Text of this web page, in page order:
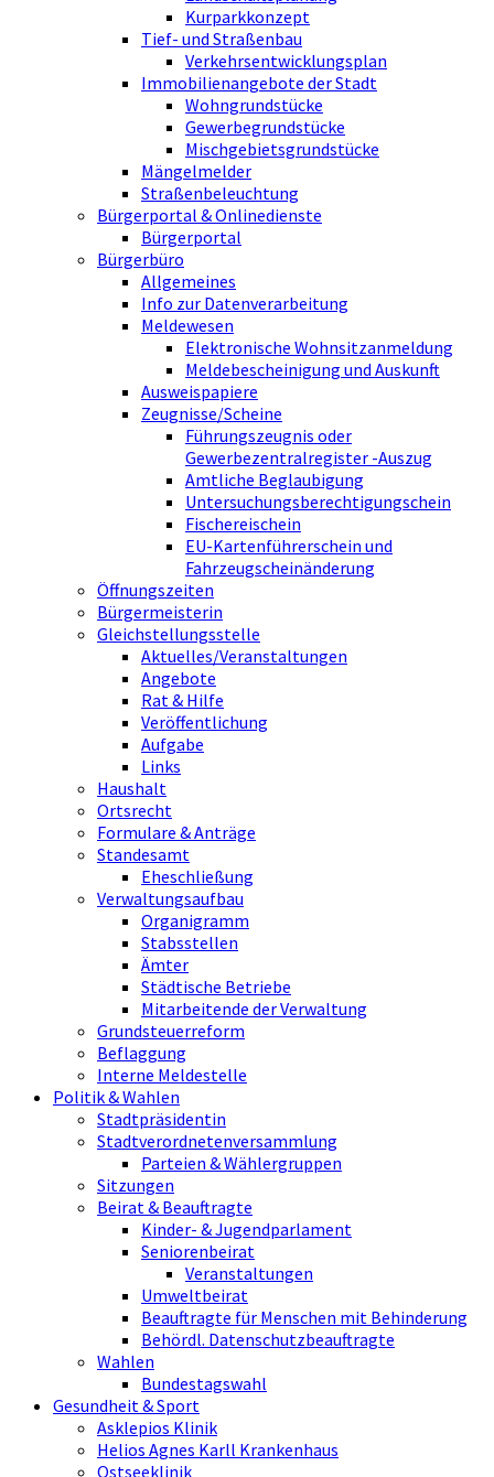
Kurparkkonzept
Tief- und Straßenbau
Verkehrsentwicklungsplan
Immobilienangebote der Stadt
Wohngrundstücke
Gewerbegrundstücke
Mischgebietsgrundstücke
Mängelmelder
Straßenbeleuchtung
Bürgerportal & Onlinedienste
Bürgerportal
Bürgerbüro
Allgemeines
Info zur Datenverarbeitung
Meldewesen
Elektronische Wohnsitzanmeldung
Meldebescheinigung und Auskunft
Ausweispapiere
Zeugnisse/Scheine
Führungszeugnis oder
Gewerbezentralregister -Auszug
Amtliche Beglaubigung
Untersuchungsberechtigungschein
Fischereischein
EU-Kartenführerschein und
Fahrzeugscheinänderung
Öffnungszeiten
Bürgermeisterin
Gleichstellungsstelle
Aktuelles/Veranstaltungen
Angebote
Rat & Hilfe
Veröffentlichung
Aufgabe
Links
Haushalt
Ortsrecht
Formulare & Anträge
Standesamt
Eheschließung
Verwaltungsaufbau
Organigramm
Stabsstellen
Ämter
Städtische Betriebe
Mitarbeitende der Verwaltung
Grundsteuerreform
Beflaggung
Interne Meldestelle
Politik & Wahlen
Stadtpräsidentin
Stadtverordnetenversammlung
Parteien & Wählergruppen
Sitzungen
Beirat & Beauftragte
Kinder- & Jugendparlament
Seniorenbeirat
Veranstaltungen
Umweltbeirat
Beauftragte für Menschen mit Behinderung
Behördl. Datenschutzbeauftragte
Wahlen
Bundestagswahl
Gesundheit & Sport
Asklepios Klinik
Helios Agnes Karll Krankenhaus
Ostseeklinik